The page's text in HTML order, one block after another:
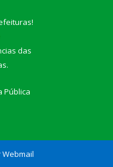
!
das
Pública
Webmail